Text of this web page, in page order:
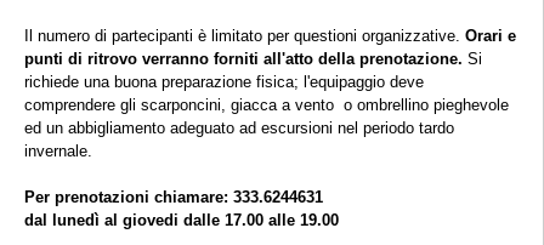
Il numero di partecipanti è limitato per questioni organizzative. Orari e
punti di ritrovo verranno forniti all'atto della prenotazione. Si
richiede una buona preparazione fisica; l'equipaggio deve
comprendere gli scarponcini, giacca a vento o ombrellino pieghevole
ed un abbigliamento adeguato ad escursioni nel periodo tardo
invernale.
Per prenotazioni chiamare: 333.6244631
dal lunedì al giovedi dalle 17.00 alle 19.00